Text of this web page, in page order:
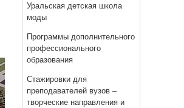
Уральская детская школа
моды
Программы дополнительного
профессионального
образования
Стажировки для
преподавателей вузов –
творческие направления и